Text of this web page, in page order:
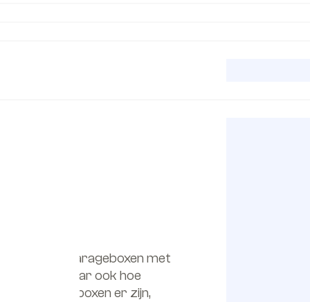
tot ruime garageboxen met
past, maar ook hoe
garageboxen er zijn,